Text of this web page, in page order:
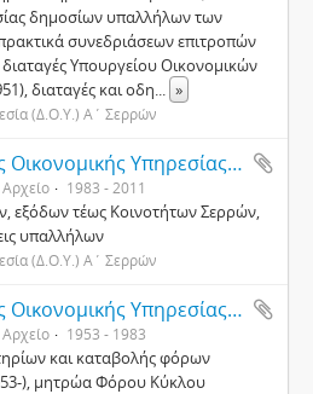
δημοσίων υπαλλήλων των
συνεδριάσεων επιτροπών
Υπουργείου Οικονομικών
διαταγές και οδη... »
(Δ.Ο.Υ.) Α΄ Σερρών
Αρχείο Α΄ Δημόσιας Οικονομικής Υπηρεσίας (Δ.Ο.Υ.) Σερρών
Αρχείο 1983 - 2011
εξόδων τέως Κοινοτήτων Σερρών,
υπαλλήλων
(Δ.Ο.Υ.) Α΄ Σερρών
Αρχείο Α΄ Δημόσιας Οικονομικής Υπηρεσίας (Δ.Ο.Υ.) Σερρών
Αρχείο 1953 - 1983
και καταβολής φόρων
), μητρώα Φόρου Κύκλου